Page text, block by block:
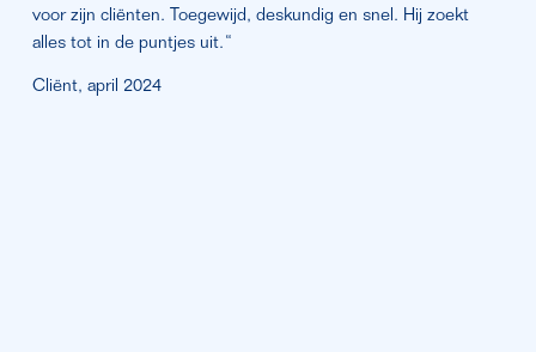
voor zijn cliënten. Toegewijd, deskundig en snel. Hij zoekt
alles tot in de puntjes uit.“
Cliënt, april 2024